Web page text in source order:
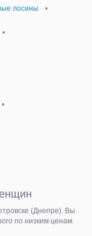
лосины
•
•
•
(Днепре). Вы
по низким ценам.